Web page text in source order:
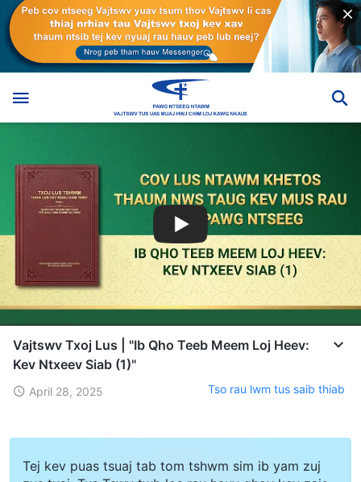
Vajtswv Txoj Lus | "Ib Qho Teeb Meem Loj Heev:
Kev Ntxeev Siab (1)"
April 28, 2025 Tso rau lwm tus saib thiab
Tej kev puas tsuaj tab tom tshwm sim ib yam zuj